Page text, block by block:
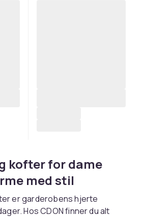
kofter for dame
med stil
er garderobens hjerte
Hos CDON finner du alt